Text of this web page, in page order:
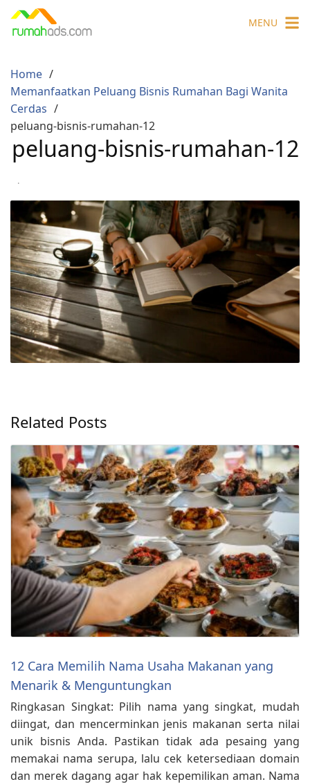
Skip
MENU
Home
Memanfaatkan Peluang Bisnis Rumahan Bagi Wanita
Cerdas
peluang-bisnis-rumahan-12
peluang-bisnis-rumahan-12
·
Related Posts
12 Cara Memilih Nama Usaha Makanan yang
Menarik & Menguntungkan
Ringkasan Singkat: Pilih nama yang singkat, mudah
diingat, dan mencerminkan jenis makanan serta nilai
unik bisnis Anda. Pastikan tidak ada pesaing yang
memakai nama serupa, lalu cek ketersediaan domain
dan merek dagang agar hak kepemilikan aman. Nama